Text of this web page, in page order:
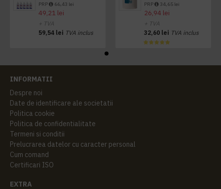
PRP 66,43 lei
49,21 lei
+ TVA
59,54 lei TVA inclus
PRP 34,65 lei
26,94 lei
+ TVA
32,60 lei TVA inclus
INFORMATII
Despre noi
Date de identificare ale societatii
Politica cookie
Politica de confidentialitate
Termeni si conditii
Prelucrarea datelor cu caracter personal
Cum comand
Certificari ISO
EXTRA